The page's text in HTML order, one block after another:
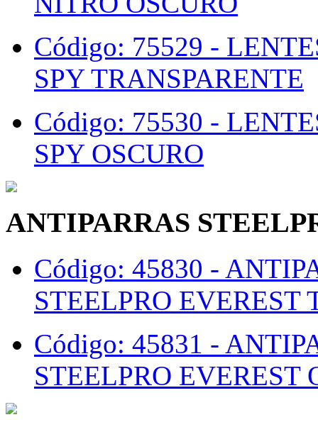
Código: 75529 -
SPY TRANSPARENTE
Código: 75530 -
SPY OSCURO
ANTIPARRAS
Código: 45830 -
STEELPRO EVEREST
Código: 45831 -
STEELPRO EVEREST